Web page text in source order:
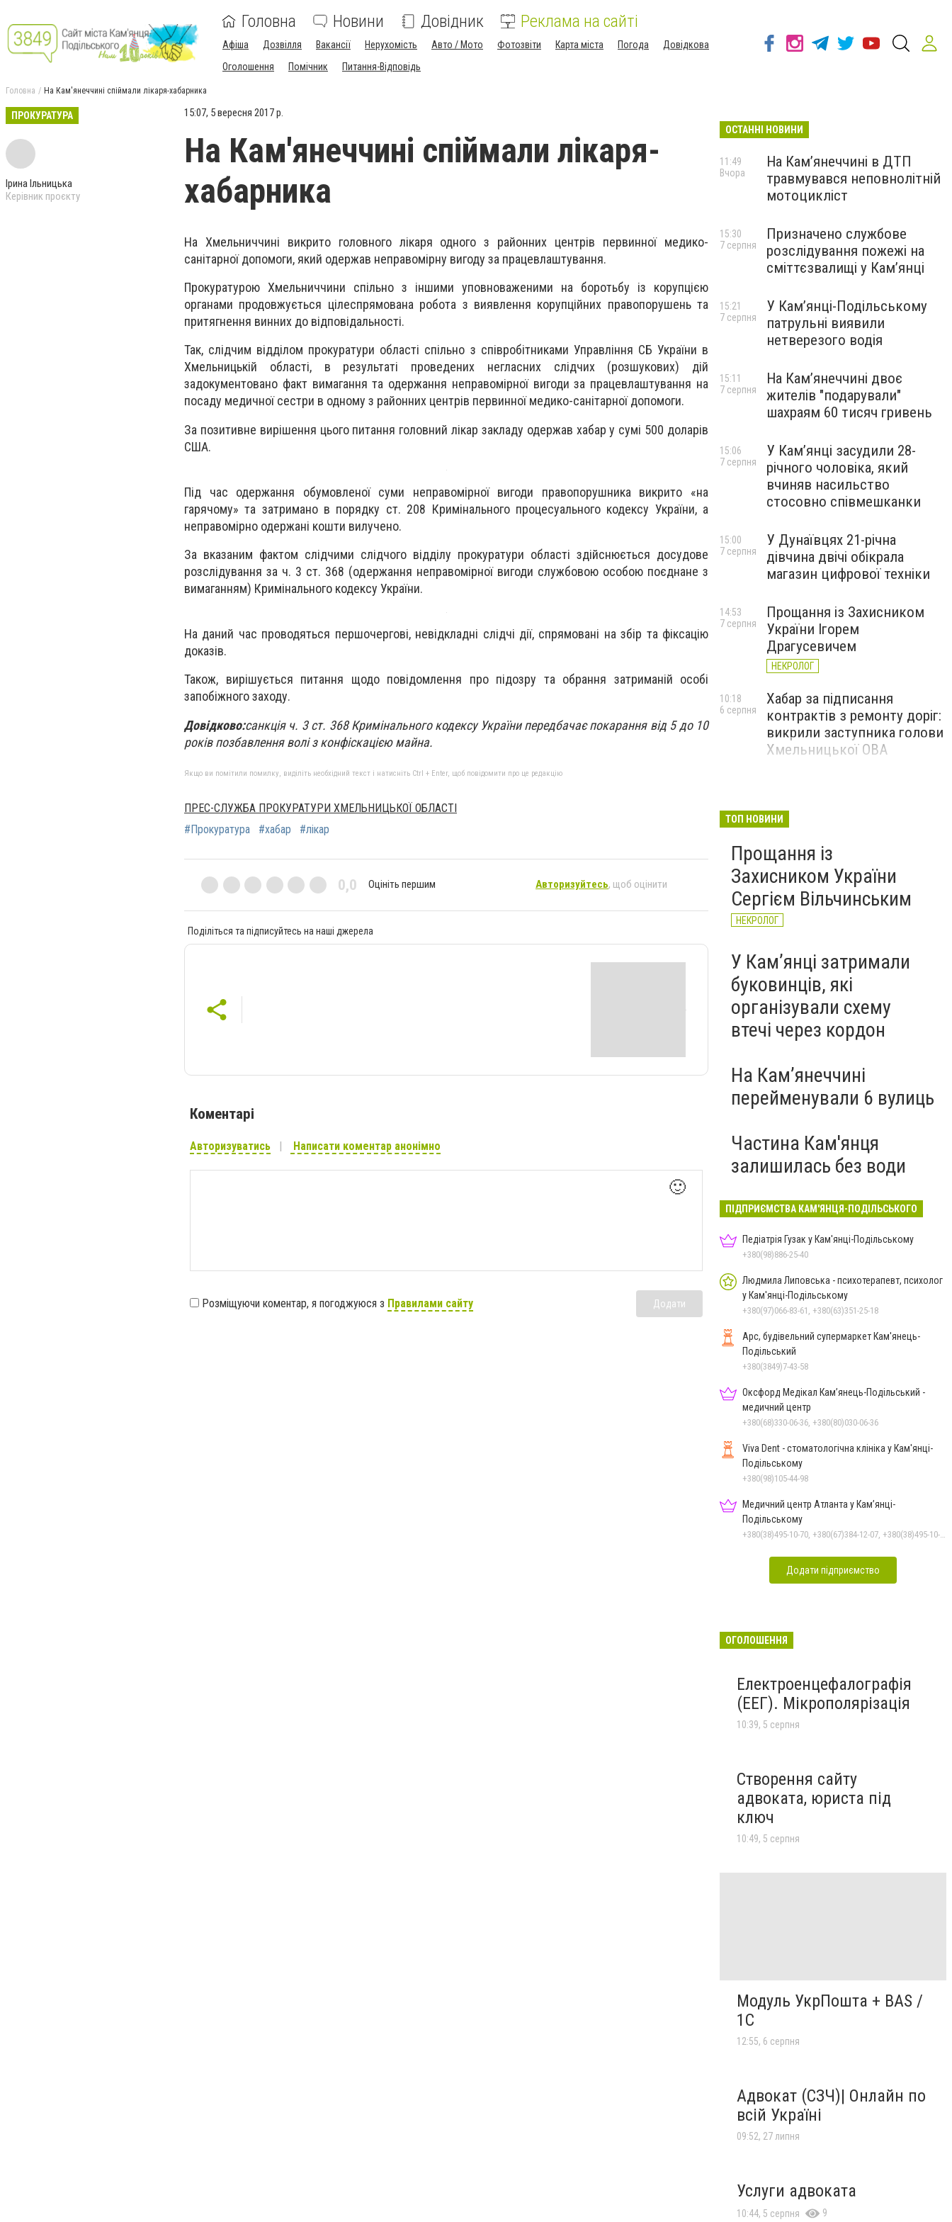
Головна Новини Довідник Реклама на сайті
Афіша Дозвілля Вакансії Нерухомість Авто / Мото Фотозвіти Карта міста Погода
Довідкова
Оголошення
Помічник Питання-Відповідь
Головна На Кам'янеччині спіймали лікаря-хабарника
ПРОКУРАТУРА
Ірина Ільницька
Керівник проєкту
15:07, 5 вересня 2017 р.
На Кам'янеччині спіймали лікаря-
хабарника
На Хмельниччині викрито головного лікаря одного з районних центрів первинної медико-
санітарної допомоги, який одержав неправомірну вигоду за працевлаштування.
Прокуратурою Хмельниччини спільно з іншими уповноваженими на боротьбу із корупцією
органами продовжується цілеспрямована робота з виявлення корупційних правопорушень та
притягнення винних до відповідальності.
Так, слідчим відділом прокуратури області спільно з співробітниками Управління СБ України в
Хмельницькій області, в результаті проведених негласних слідчих (розшукових) дій
задокументовано факт вимагання та одержання неправомірної вигоди за працевлаштування на
посаду медичної сестри в одному з районних центрів первинної медико-санітарної допомоги.
За позитивне вирішення цього питання головний лікар закладу одержав хабар у сумі 500 доларів
США.
Під час одержання обумовленої суми неправомірної вигоди правопорушника викрито «на
гарячому» та затримано в порядку ст. 208 Кримінального процесуального кодексу України, а
неправомірно одержані кошти вилучено.
За вказаним фактом слідчими слідчого відділу прокуратури області здійснюється досудове
розслідування за ч. 3 ст. 368 (одержання неправомірної вигоди службовою особою поєднане з
вимаганням) Кримінального кодексу України.
На даний час проводяться першочергові, невідкладні слідчі дії, спрямовані на збір та фіксацію
доказів.
Також, вирішується питання щодо повідомлення про підозру та обрання затриманій особі
запобіжного заходу.
Довідково:санкція ч. 3 ст. 368 Кримінального кодексу України передбачає покарання від 5 до 10
років позбавлення волі з конфіскацією майна.
Якщо ви помітили помилку, виділіть необхідний текст і натисніть Ctrl + Enter, щоб повідомити про це редакцію
ПРЕС-СЛУЖБА ПРОКУРАТУРИ ХМЕЛЬНИЦЬКОЇ ОБЛАСТІ
#Прокуратура
#хабар #лікар
0,0 Оцініть першим Авторизуйтесь, щоб оцінити
Поділіться та підписуйтесь на наші джерела
Коментарі
Авторизуватись Написати коментар анонімно
🙂
Розміщуючи коментар, я погоджуюся з Правилами сайту Додати
ОСТАННІ НОВИНИ
На Кам’янеччині в ДТП
травмувався неповнолітній
мотоцикліст
11:49
Вчора
Призначено службове
розслідування пожежі на
сміттєзвалищі у Кам’янці
15:30
7 серпня
У Кам’янці-Подільському
патрульні виявили
нетверезого водія
15:21
7 серпня
На Камʼянеччині двоє
жителів "подарували"
шахраям 60 тисяч гривень
15:11
7 серпня
У Камʼянці засудили 28-
річного чоловіка, який
вчиняв насильство
стосовно співмешканки
15:06
7 серпня
У Дунаївцях 21-річна
дівчина двічі обікрала
магазин цифрової техніки
15:00
7 серпня
Прощання із Захисником
України Ігорем
Драгусевичем
НЕКРОЛОГ
14:53
7 серпня
Хабар за підписання
контрактів з ремонту доріг:
викрили заступника голови
Хмельницької ОВА
10:18
6 серпня
ТОП НОВИНИ
Прощання із
Захисником України
Сергієм Вільчинським
НЕКРОЛОГ
У Кам’янці затримали
буковинців, які
організували схему
втечі через кордон
На Камʼянеччині
перейменували 6 вулиць
Частина Кам'янця
залишилась без води
ПІДПРИЄМСТВА КАМ'ЯНЦЯ-ПОДІЛЬСЬКОГО
Педіатрія Гузак у Кам'янці-Подільському
+380(98)886-25-40
Людмила Липовська - психотерапевт, психолог
у Кам'янці-Подільському
+380(97)066-83-61, +380(63)351-25-18
Арс, будівельний супермаркет Кам'янець-
Подільський
+380(3849)7-43-58
Оксфорд Медікал Кам’янець-Подільський -
медичний центр
+380(68)330-06-36, +380(80)030-06-36
Viva Dent - стоматологічна клініка у Кам'янці-
Подільському
+380(98)105-44-98
Медичний центр Атланта у Кам’янці-
Подільському
+380(38)495-10-70, +380(67)384-12-07, +380(38)495-10-80
Додати підприємство
ОГОЛОШЕННЯ
Електроенцефалографія
(ЕЕГ). Мікрополярізація
10:39, 5 серпня
Створення сайту
адвоката, юриста під
ключ
10:49, 5 серпня
Модуль УкрПошта + BAS /
1C
12:55, 6 серпня
Адвокат (СЗЧ)| Онлайн по
всій Україні
09:52, 27 липня
Услуги адвоката
10:44, 5 серпня 9